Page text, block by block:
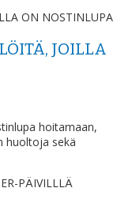
JOILLA
hoitamaan,
huoltoja sekä